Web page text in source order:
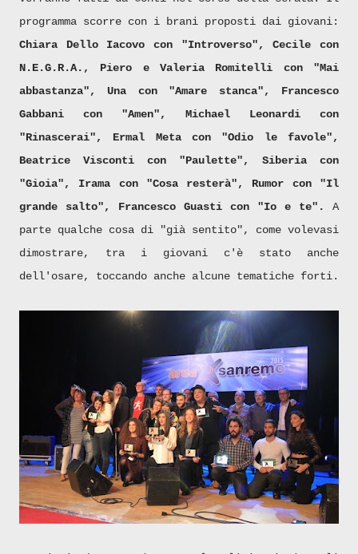
programma scorre con i brani proposti dai giovani:
Chiara Dello Iacovo con "Introverso", Cecile con
N.E.G.R.A., Piero e Valeria Romitelli con "Mai
abbastanza", Una con "Amare stanca", Francesco
Gabbani con "Amen", Michael Leonardi con
"Rinascerai", Ermal Meta con "Odio le favole",
Beatrice Visconti con "Paulette", Siberia con
"Gioia", Irama con "Cosa resterà", Rumor con "Il
grande salto", Francesco Guasti con "Io e te".
A
parte qualche cosa di "già sentito", come volevasi
dimostrare, tra i giovani c'è stato anche
dell'osare, toccando anche alcune tematiche forti.